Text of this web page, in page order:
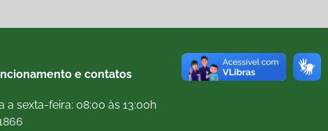
e contatos
a sexta-feira: 08:00 às 13:00h